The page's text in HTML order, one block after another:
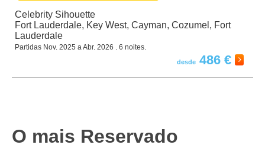
Celebrity Sihouette
Fort Lauderdale, Key West, Cayman, Cozumel, Fort
Lauderdale
Partidas Nov. 2025 a Abr. 2026 . 6 noites.
486 €
O mais Reservado